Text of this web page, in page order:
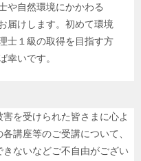
や自然環境にかかわる
届けします。初めて環境
士１級の取得を目指す方
幸いです。
を受けられた皆さまに心よ
講座等のご受講について、
ないなどご不自由がござい